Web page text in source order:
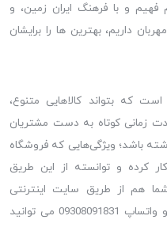
و با فرهنگ ایران زمین، و
داریم، بهترین ها را برایشان
که بتواند کالاهایی متنوع،
زمانی کوتاه به دست مشتریان
باشد؛ ویژگی‌هایی که فروشگاه
کرده و توانسته از این طریق
هم از طریق سایت اینترنتی
filikids.com و اینستاگرام fili_ _kids@ و واتساپ 09308091831 می توانید